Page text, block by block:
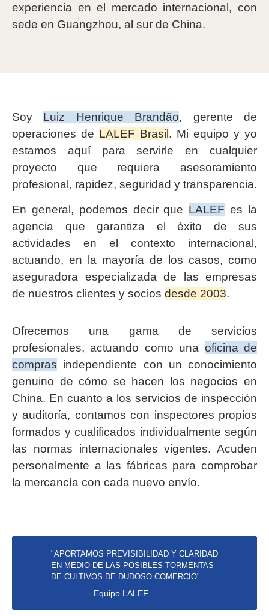
experiencia en el mercado internacional, con
sede en Guangzhou, al sur de China.
Soy Luiz Henrique Brandão, gerente de
operaciones de LALEF Brasil. Mi equipo y yo
estamos aquí para servirle en cualquier
proyecto que requiera asesoramiento
profesional, rapidez, seguridad y transparencia.
En general, podemos decir que LALEF es la
agencia que garantiza el éxito de sus
actividades en el contexto internacional,
actuando, en la mayoría de los casos, como
aseguradora especializada de las empresas
de nuestros clientes y socios desde 2003.
Ofrecemos una gama de servicios
profesionales, actuando como una oficina de
compras independiente con un conocimiento
genuino de cómo se hacen los negocios en
China. En cuanto a los servicios de inspección
y auditoría, contamos con inspectores propios
formados y cualificados individualmente según
las normas internacionales vigentes. Acuden
personalmente a las fábricas para comprobar
la mercancía con cada nuevo envío.
"APORTAMOS PREVISIBILIDAD Y CLARIDAD
EN MEDIO DE LAS POSIBLES TORMENTAS
DE CULTIVOS DE DUDOSO COMERCIO"
- Equipo LALEF